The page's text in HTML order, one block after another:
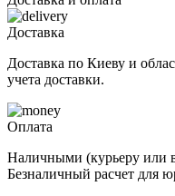
Доставка
Доставка по Киеву и
учета доставки.
Оплата
Наличными (курьеру или в
Безналичный расчет для